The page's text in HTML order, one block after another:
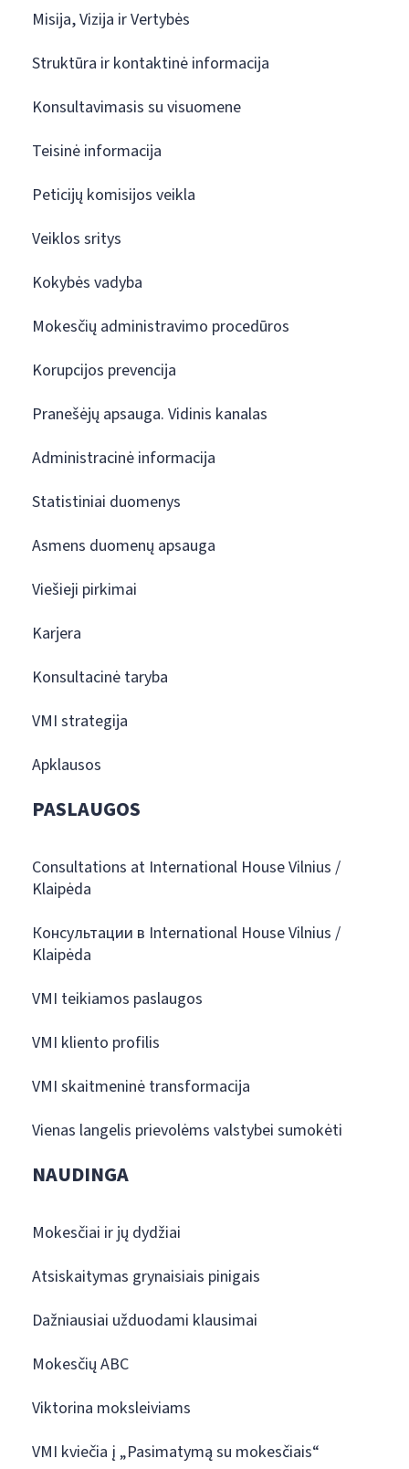
Misija, Vizija ir Vertybės
Struktūra ir kontaktinė informacija
Konsultavimasis su visuomene
Teisinė informacija
Peticijų komisijos veikla
Veiklos sritys
Kokybės vadyba
Mokesčių administravimo procedūros
Korupcijos prevencija
Pranešėjų apsauga. Vidinis kanalas
Administracinė informacija
Statistiniai duomenys
Asmens duomenų apsauga
Viešieji pirkimai
Karjera
Konsultacinė taryba
VMI strategija
Apklausos
PASLAUGOS
Consultations at International House Vilnius /
Klaipėda
Консультации в International House Vilnius /
Klaipėda
VMI teikiamos paslaugos
VMI kliento profilis
VMI skaitmeninė transformacija
Vienas langelis prievolėms valstybei sumokėti
NAUDINGA
Mokesčiai ir jų dydžiai
Atsiskaitymas grynaisiais pinigais
Dažniausiai užduodami klausimai
Mokesčių ABC
Viktorina moksleiviams
VMI kviečia į „Pasimatymą su mokesčiais“